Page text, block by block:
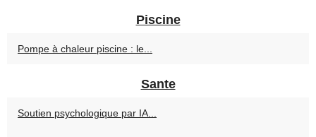
Piscine
Pompe à chaleur piscine : le...
Sante
Soutien psychologique par IA...